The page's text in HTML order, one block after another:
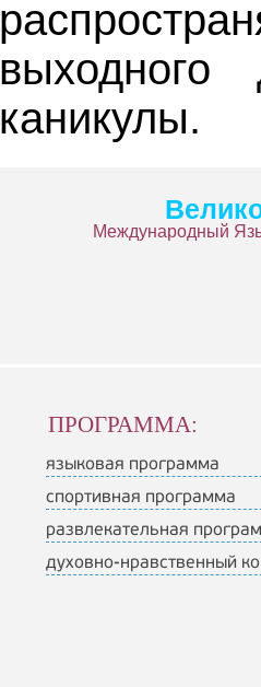
каникулы.
Международный
ПРОГРАММА:
языковая программа
спортивная программа
развлекательная
духовно-нравственный